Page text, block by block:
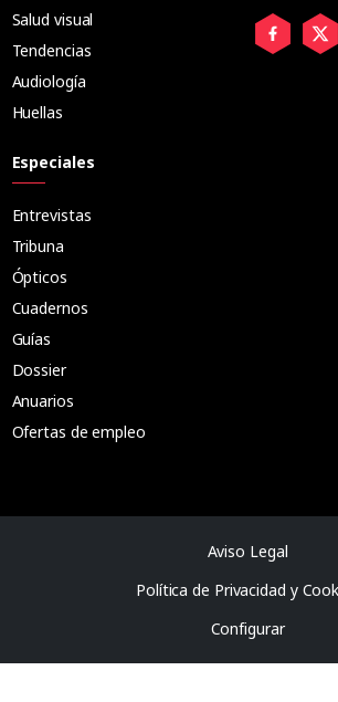
Salud visual
Tendencias
Audiología
Huellas
Especiales
Entrevistas
Tribuna
Ópticos
Cuadernos
Guías
Dossier
Anuarios
Ofertas de empleo
Aviso Legal
Política de Privacidad y
Configurar